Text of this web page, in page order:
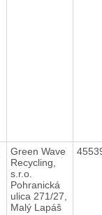
Green Wave
Recycling,
s.r.o.
Pohranická
ulica 271/27,
Malý Lapáš